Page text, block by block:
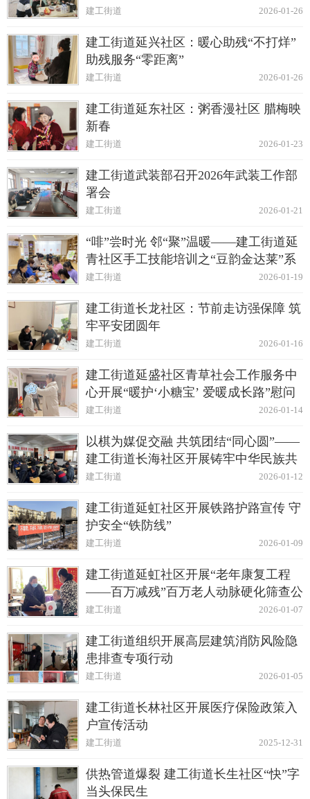
2026-01-26
建工街道
建工街道延兴社区：暖心助残“不打烊”
助残服务“零距离”
2026-01-26
建工街道
建工街道延东社区：粥香漫社区 腊梅映
新春
2026-01-23
建工街道
建工街道武装部召开2026年武装工作部
署会
2026-01-21
建工街道
“啡”尝时光 邻“聚”温暖——建工街道延
青社区手工技能培训之“豆韵金达莱”系
列活动
2026-01-19
建工街道
建工街道长龙社区：节前走访强保障 筑
牢平安团圆年
2026-01-16
建工街道
建工街道延盛社区青草社会工作服务中
心开展“暖护‘小糖宝’ 爱暖成长路”慰问
活动
2026-01-14
建工街道
以棋为媒促交融 共筑团结“同心圆”——
建工街道长海社区开展铸牢中华民族共
同体意识象棋比赛活动
2026-01-12
建工街道
建工街道延虹社区开展铁路护路宣传 守
护安全“铁防线”
2026-01-09
建工街道
建工街道延虹社区开展“老年康复工程
——百万减残”百万老人动脉硬化筛查公
益活动
2026-01-07
建工街道
建工街道组织开展高层建筑消防风险隐
患排查专项行动
2026-01-05
建工街道
建工街道长林社区开展医疗保险政策入
户宣传活动
2025-12-31
建工街道
供热管道爆裂 建工街道长生社区“快”字
当头保民生